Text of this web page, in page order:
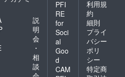
説
明
会
・
相
談
PFI
RE
for
Soci
al
Goo
d
CAM
利用規
約
細則
プライ
バシー
ポリ
シー
特定商